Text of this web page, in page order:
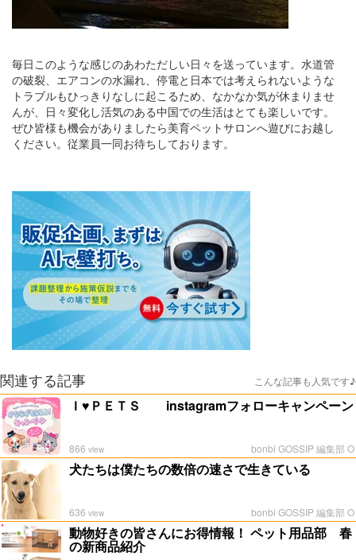
毎日このような感じのあわただしい日々を送っています。水道管
の破裂、エアコンの水漏れ、停電と日本では考えられないような
トラブルもひっきりなしに起こるため、なかなか気が休まりませ
んが、日々変化し活気のある中国での生活はとても楽しいです。
ぜひ皆様も機会がありましたら美育ペットサロンへ遊びにお越し
ください。従業員一同お待ちしております。
関連する記事 こんな記事も人気です♪
Ｉ♥ＰＥＴＳ instagramフォローキャンペーン
bonbi GOSSIP 編集部 O
866 view
犬たちは僕たちの数倍の速さで生きている
bonbi GOSSIP 編集部 O
636 view
動物好きの皆さんにお得情報！ ペット用品部 春
の新商品紹介